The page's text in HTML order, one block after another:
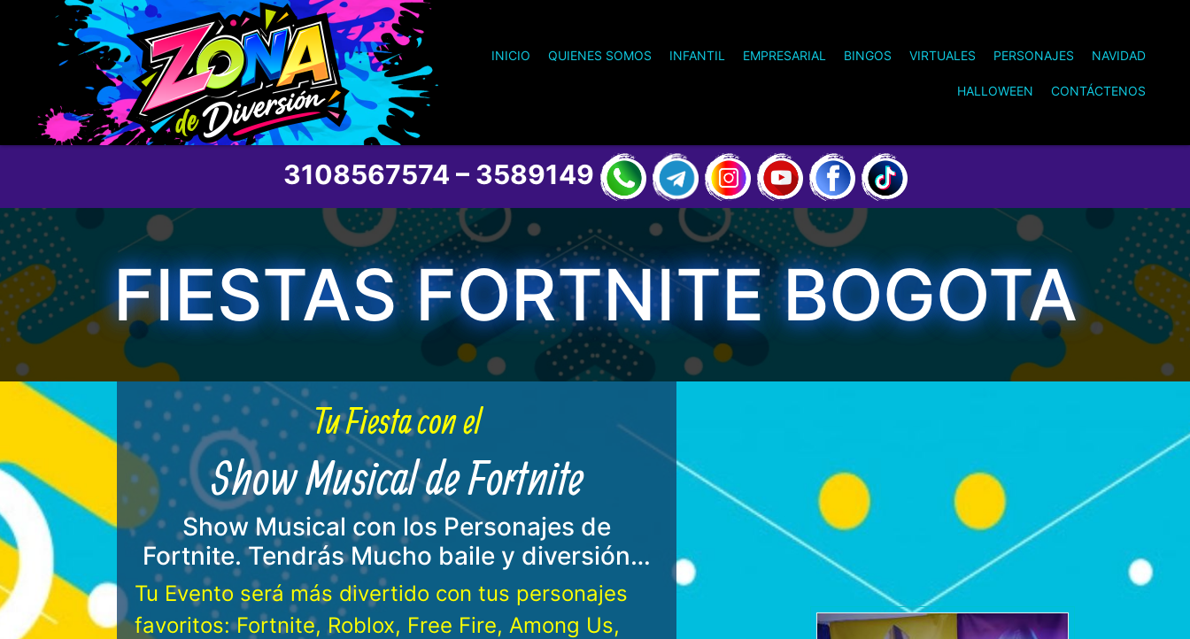
INICIO QUIENES SOMOS INFANTIL EMPRESARIAL BINGOS VIRTUALES PERSONAJES NAVIDAD
HALLOWEEN CONTÁCTENOS
3108567574 – 3589149
FIESTAS FORTNITE BOGOTA
Tu Fiesta con el
Show Musical de Fortnite
Show Musical con los Personajes de
Fortnite. Tendrás Mucho baile y diversión…
Tu Evento será más divertido con tus personajes
favoritos: Fortnite, Roblox, Free Fire, Among Us,